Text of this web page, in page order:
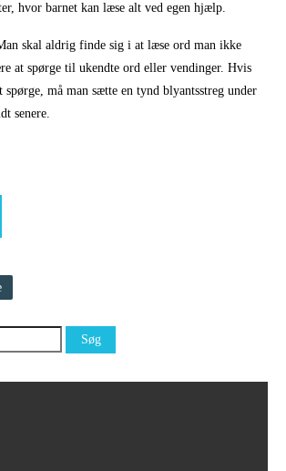
hvor barnet kan læse alt ved egen hjælp.
skal aldrig finde sig i at læse ord man ikke
at spørge til ukendte ord eller vendinger. Hvis
må man sætte en tynd blyantsstreg under
senere.